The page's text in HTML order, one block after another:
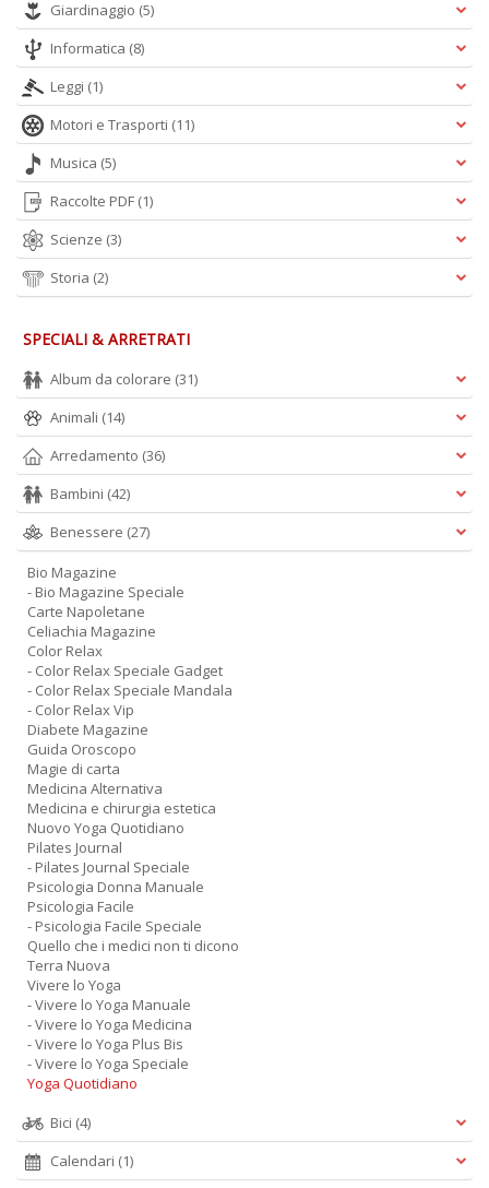
Giardinaggio (5)
Informatica (8)
Leggi (1)
Motori e Trasporti (11)
Musica (5)
Raccolte PDF (1)
Scienze (3)
Storia (2)
SPECIALI & ARRETRATI
Album da colorare (31)
Animali (14)
Arredamento (36)
Bambini (42)
Benessere (27)
Bio Magazine
- Bio Magazine Speciale
Carte Napoletane
Celiachia Magazine
Color Relax
- Color Relax Speciale Gadget
- Color Relax Speciale Mandala
- Color Relax Vip
Diabete Magazine
Guida Oroscopo
Magie di carta
Medicina Alternativa
Medicina e chirurgia estetica
Nuovo Yoga Quotidiano
Pilates Journal
- Pilates Journal Speciale
Psicologia Donna Manuale
Psicologia Facile
- Psicologia Facile Speciale
Quello che i medici non ti dicono
Terra Nuova
Vivere lo Yoga
- Vivere lo Yoga Manuale
- Vivere lo Yoga Medicina
- Vivere lo Yoga Plus Bis
- Vivere lo Yoga Speciale
Yoga Quotidiano
Bici (4)
Calendari (1)